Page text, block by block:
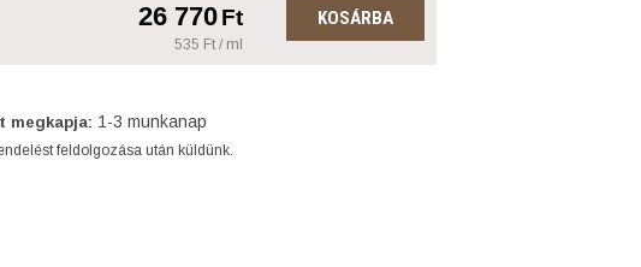
26 770Ft
535 Ft / ml
KOSÁRBA
megkapja: 1-3 munkanap
feldolgozása után küldünk.